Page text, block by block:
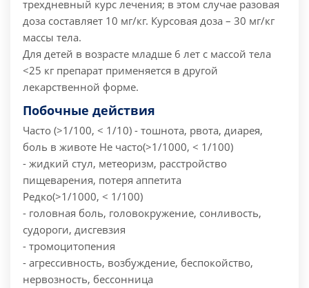
трехдневный курс лечения; в этом случае разовая
доза составляет 10 мг/кг. Курсовая доза – 30 мг/кг
массы тела.
Для детей в возрасте младше 6 лет с массой тела
<25 кг препарат применяется в другой
лекарственной форме.
Побочные действия
Часто (>1/100, < 1/10) - тошнота, рвота, диарея,
боль в животе Не часто(>1/1000, < 1/100)
- жидкий стул, метеоризм, расстройство
пищеварения, потеря аппетита
Редко(>1/1000, < 1/100)
- головная боль, головокружение, сонливость,
судороги, дисгевзия
- тромоцитопения
- агрессивность, возбуждение, беспокойство,
нервозность, бессонница